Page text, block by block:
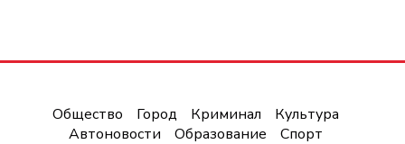
Общество Город Криминал
Культура
Автоновости
Образование
Спорт